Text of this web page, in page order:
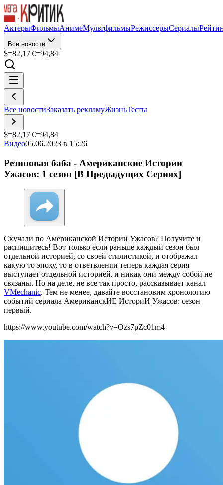
АктерыФильмыАнимеМультфильмыРежиссерыСериалы
Все новости
$=82,17|€=94,84
Все новостиЗаказать рекламуЖизньТесты
$=82,17|€=94,84
Видео05.06.2023 в 15:26
Резиновая баба - Американские Истории
Ужасов: 1 сезон [В Предыдущих Сериях]
Скучали по Американской Истории Ужасов? Получите и
распишитесь! Вот только если раньше каждый сезон был
отдельной историей, со своей стилистикой, и отображал
какую то эпоху, то в ответвлении теперь каждая серия
выступает отдельной историей, и никак они между собой не
связаны. Но на деле, не все так просто, рассказывает канал
VMechanic. Тем не менее, давайте восстановим хронологию
событий сериала АмериканскИЕ ИсториИ Ужасов: сезон
первый.
https://www.youtube.com/watch?v=Ozs7pZc01m4